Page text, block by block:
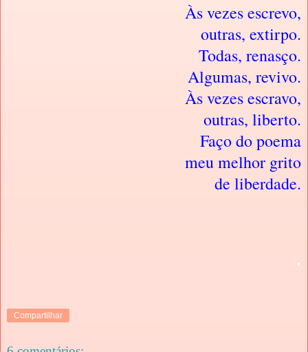
Às vezes escrevo,
outras, extirpo.
Todas, renasço.
Algumas, revivo.
Às vezes escravo,
outras, liberto.
Faço do poema
meu melhor grito
de liberdade.
.
Compartilhar